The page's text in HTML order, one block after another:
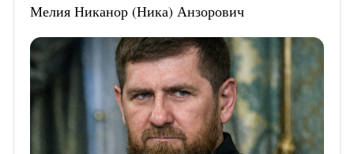
Мелия Никанор (Ника) Анзорович